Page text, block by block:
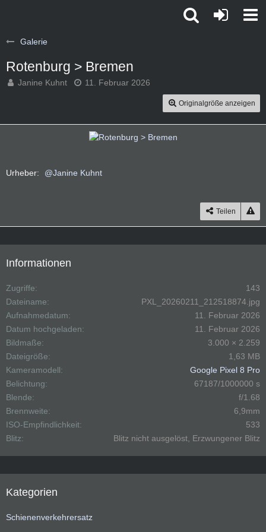
Galerie
Rotenburg > Bremen
Janine Kuhnt 11. Februar 2026
Originalgröße anzeigen
Urheber: Janine Kuhnt
Teilen
Informationen
Zugriffe
143
Dateiname
PXL_20260211_212518874.jpg
Aufnahmedatum
11. Februar 2026
Datum hochgeladen
11. Februar 2026
Bildmaße
3.000 × 2.259
Dateigröße
1,63 MB
Kameramodell
Google Pixel 8 Pro
Belichtung
67187/1000000 s
Blende
f/1.68
Brennweite
6,9mm
ISO-Empfindlichkeit
533
Blitz
Blitz nicht ausgelöst, Erzwungener Blitz
Kategorien
Schienenverkehrersatz